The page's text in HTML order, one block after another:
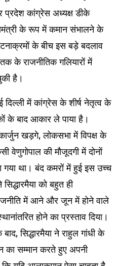
प्रदेश कांग्रेस अध्यक्ष डीके
के रूप में कमान संभालने के
के बीच इस बड़े बदलाव
के राजनीतिक गलियारों में
है।
दिल्ली में कांग्रेस के शीर्ष नेतृत्व के
के बाद आकार ले पाया है।
खड़गे, लोकसभा में विपक्ष के
वेणुगोपाल की मौजूदगी में दोनों
गया था। बंद कमरों में हुई इस उच्च
को बहुत ही
में आने और जून में होने वाले
होने का प्रस्ताव दिया।
सिद्धारमैया ने राहुल गांधी के
का सम्मान करते हुए अपनी